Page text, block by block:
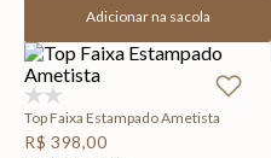
Adicionar na sacola
Top Faixa Estampado Ametista
R$ 398,00